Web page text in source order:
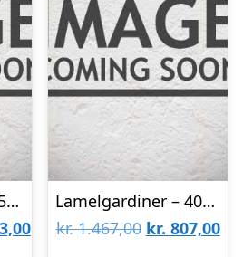
Lamelgardiner – 150×300 – Beige
Den
Lamelgardiner – 40×50 – Beige
kr.1.467,00 Den
kr. 807,00